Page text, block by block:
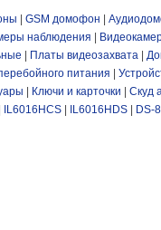
GSM домофон
наблюдения
Платы видеозахвата
питания
Ключи и карточки Скуд
IL6016HCS IL6016HDS DS-